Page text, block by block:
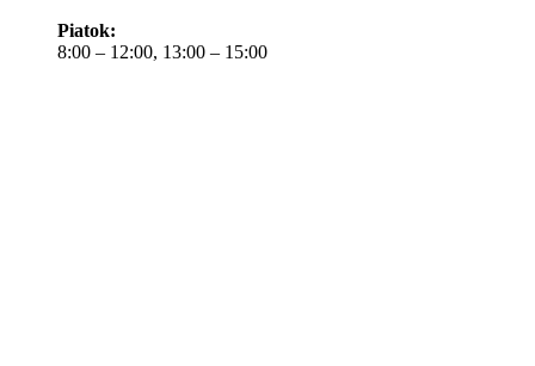
Piatok:
8:00 – 12:00, 13:00 – 15:00